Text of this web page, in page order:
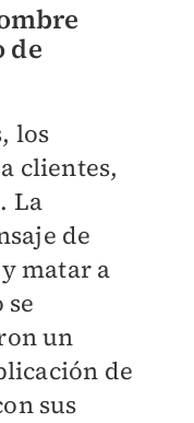
de
los
clientes,
La
de
matar a
se
un
de
sus